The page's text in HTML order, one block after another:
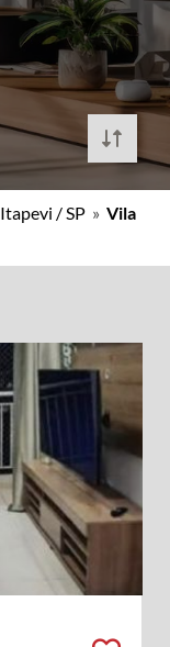
Itapevi / SP » Vila